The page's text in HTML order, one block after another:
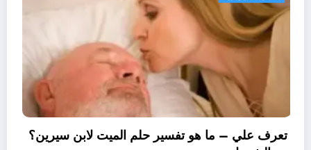
تعرف علي – ما هو تفسير